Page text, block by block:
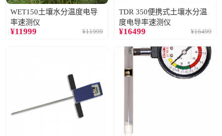
WET150土壤水分温度电导
率速测仪
¥11999 ¥11999
TDR 350便携式土壤水分温
度电导率速测仪
¥16499 ¥16499